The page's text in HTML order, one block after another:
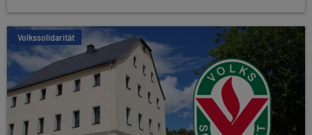
Volkssolidarität